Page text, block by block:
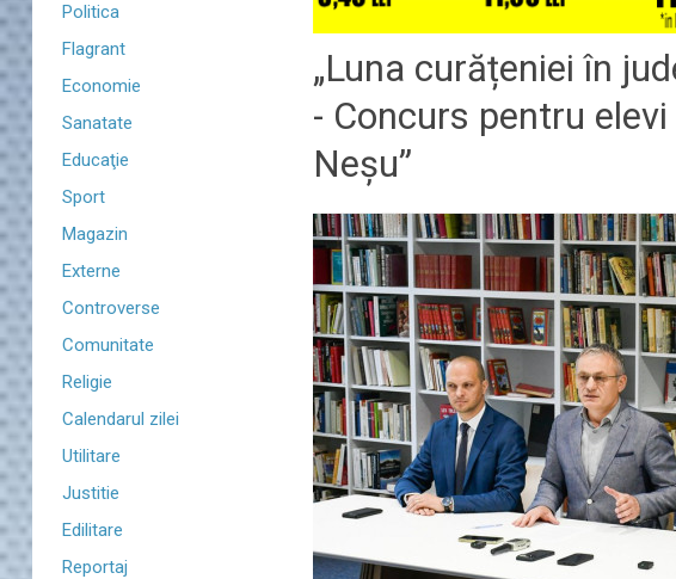
Politica
Flagrant
Economie
Sanatate
Educaţie
Sport
Magazin
Externe
Controverse
Comunitate
Religie
Calendarul zilei
Utilitare
Justitie
Edilitare
Reportaj
„Luna curățeniei în
- Concurs pentru
Neșu”